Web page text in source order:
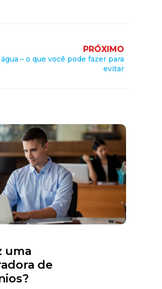
PRÓXIMO
– o que você pode fazer para
evitar
uma
de